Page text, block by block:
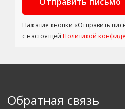
Нажатие кнопки «Отправить
с настоящейПолитикой
Обратная связь